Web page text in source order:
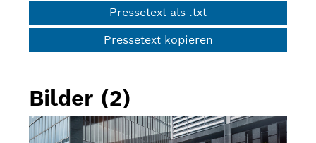
Pressetext als .txt
Pressetext kopieren
Bilder (2)